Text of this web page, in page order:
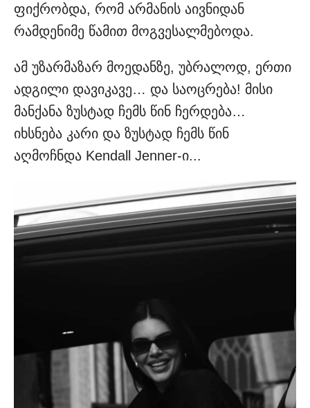
ფიქრობდა, რომ არმანის აივნიდან
რამდენიმე წამით მოგვესალმებოდა.
ამ უზარმაზარ მოედანზე, უბრალოდ, ერთი
ადგილი დავიკავე… და საოცრება! მისი
მანქანა ზუსტად ჩემს წინ ჩერდება…
იხსნება კარი და ზუსტად ჩემს წინ
აღმოჩნდა Kendall Jenner-ი...